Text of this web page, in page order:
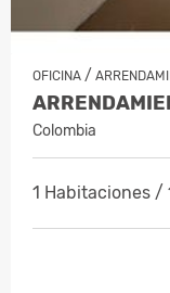
OFICINA /
Colombia
1 Habitaciones /